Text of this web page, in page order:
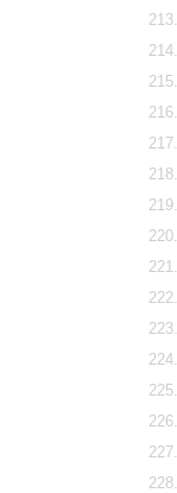
213.
214.
215.
216.
217.
218.
219.
220.
221.
222.
223.
224.
225.
226.
227.
228.